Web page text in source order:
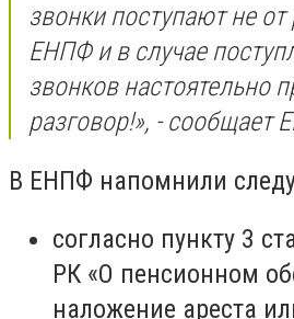
звонки поступают не
ЕНПФ и в случае
звонков настоятельно
разговор!», - сообщает
В ЕНПФ напомнили
согласно пункту 3
РК «О пенсионном
наложение ареста